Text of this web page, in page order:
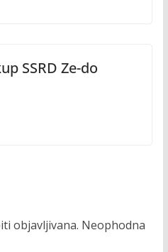
SSRD Ze-do
objavljivana. Neophodna